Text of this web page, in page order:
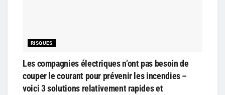
RISQUES
Les compagnies électriques n’ont pas besoin de
couper le courant pour prévenir les incendies –
voici 3 solutions relativement rapides et